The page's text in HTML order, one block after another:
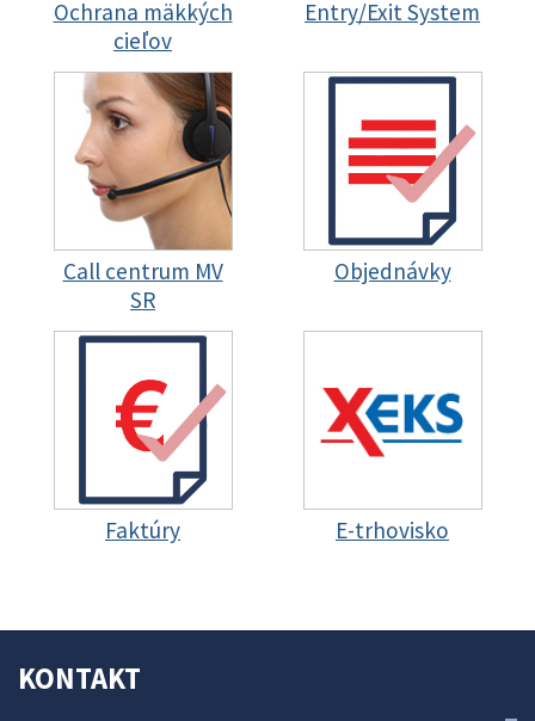
Ochrana mäkkých
cieľov
Entry/Exit System
Call centrum MV
SR
Objednávky
Faktúry E-trhovisko
KONTAKT